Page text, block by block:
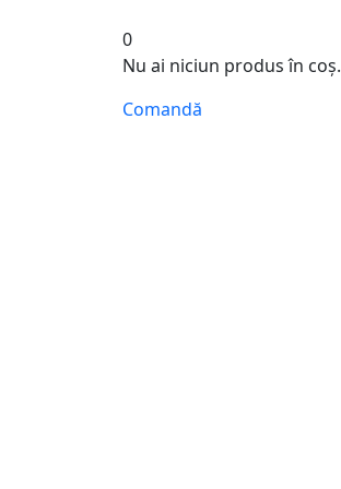
0
Nu ai niciun produs în coș.
Comandă